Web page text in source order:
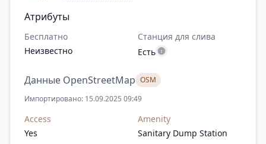
Атрибуты
Бесплатно
Неизвестно
Станция для слива
Есть
Данные OpenStreetMap OSM
Импортировано: 15.09.2025 09:49
Access
Yes
Amenity
Sanitary Dump Station